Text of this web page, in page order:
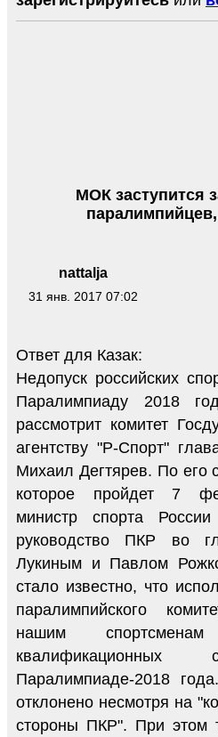
nattalja
31 янв. 2017 07:02
МОК заступится
Ответ для Казак:
Недопуск российских
Паралимпиаду 2018
рассмотрит комитет
агентству "Р-Спорт"
Михаил Дегтярев. По его
которое пройдет 7
министр спорта
руководство ПКР во
Лукиным и Павлом
стало известно, что
паралимпийского
нашим
квалификационных
Паралимпиаде-2018
отклонено несмотря на
стороны ПКР". При этом